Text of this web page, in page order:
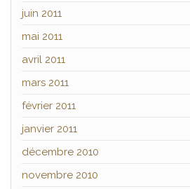
juin 2011
mai 2011
avril 2011
mars 2011
février 2011
janvier 2011
décembre 2010
novembre 2010